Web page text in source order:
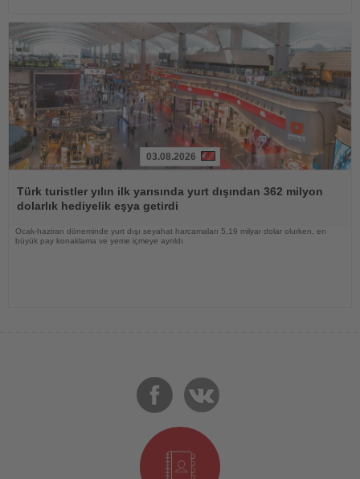
Oku
03.08.2026
Türk turistler yılın ilk yarısında yurt dışından 362 milyon
dolarlık hediyelik eşya getirdi
Ocak-haziran döneminde yurt dışı seyahat harcamaları 5,19 milyar dolar olurken, en
büyük pay konaklama ve yeme içmeye ayrıldı